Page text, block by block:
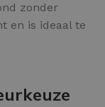
zonder
en is ideaal te